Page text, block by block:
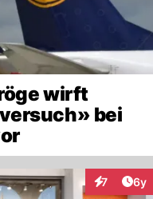
wirft
bei
7 6y